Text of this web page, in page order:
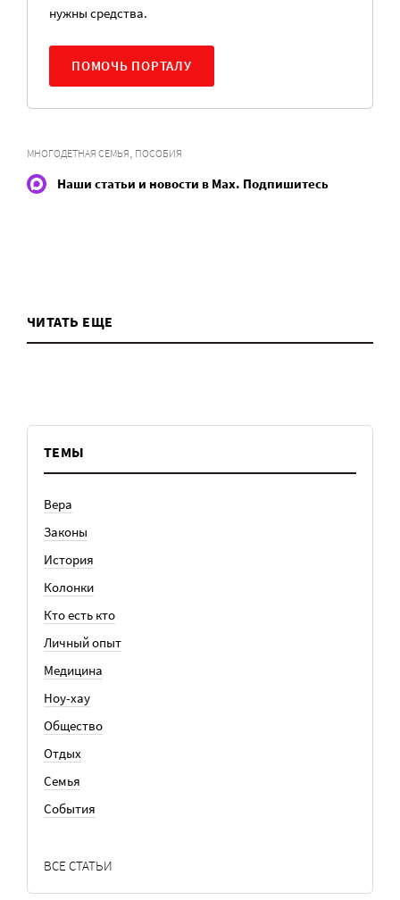
нужны средства.
ПОМОЧЬ ПОРТАЛУ
МНОГОДЕТНАЯ СЕМЬЯ ПОСОБИЯ
Наши статьи и новости в Max. Подпишитесь
ЧИТАТЬ ЕЩЕ
ТЕМЫ
Вера
Законы
История
Колонки
Кто есть кто
Личный опыт
Медицина
Ноу-хау
Общество
Отдых
Семья
События
ВСЕ СТАТЬИ